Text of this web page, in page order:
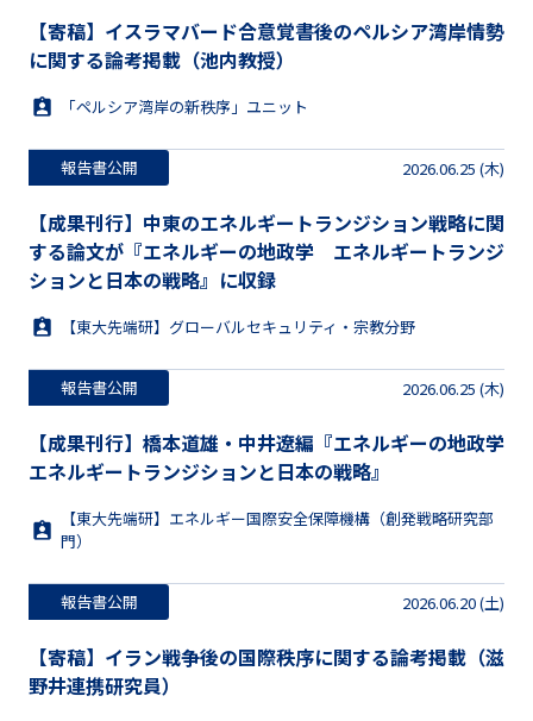
【寄稿】イスラマバード合意覚書後のペルシア湾岸情勢
に関する論考掲載（池内教授）
「ペルシア湾岸の新秩序」ユニット
報告書公開 2026.06.25 (木)
【成果刊行】中東のエネルギートランジション戦略に関
する論文が『エネルギーの地政学 エネルギートランジ
ションと日本の戦略』に収録
【東大先端研】グローバルセキュリティ・宗教分野
報告書公開 2026.06.25 (木)
【成果刊行】橋本道雄・中井遼編『エネルギーの地政学
エネルギートランジションと日本の戦略』
【東大先端研】エネルギー国際安全保障機構（創発戦略研究部
門）
報告書公開 2026.06.20 (土)
【寄稿】イラン戦争後の国際秩序に関する論考掲載（滋
野井連携研究員）